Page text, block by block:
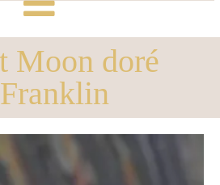
Moon doré